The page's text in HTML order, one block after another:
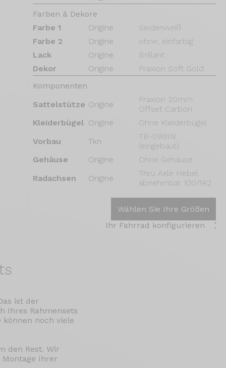
Farben & Dekore
Farbe 1
Origine
Seidenweiß
Farbe 2
Origine
ohne, einfarbig
Lack
Origine
Brillant
Dekor
Origine
Fraxion Soft Gold
Komponenten
Sattelstütze Origine
Fraxion 20mm
Offset Carbon
Kleiderbügel Origine
Ohne Kleiderbügel
Vorbau
Tkn
TB-099IN
(eingebaut)
Gehäuse
Origine
Ohne Gehäuse
Radachsen
Origine
Thru Axle Hebel
abnehmbar 100/142
Wählen Sie Ihre Größen
Ihr Fahrrad konfigurieren
ist der
Ihres Rahmensets
noch viele
den Rest. Wir
Ihrer